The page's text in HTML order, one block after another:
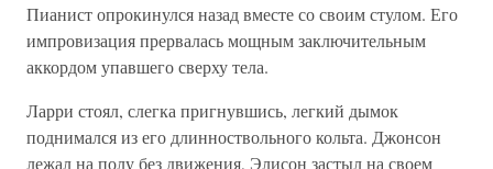
Пианист опрокинулся назад вместе со своим стулом. Его
импровизация прервалась мощным заключительным
аккордом упавшего сверху тела.
Ларри стоял, слегка пригнувшись, легкий дымок
поднимался из его длинноствольного кольта. Джонсон
лежал на полу без движения, Элисон застыл на своем